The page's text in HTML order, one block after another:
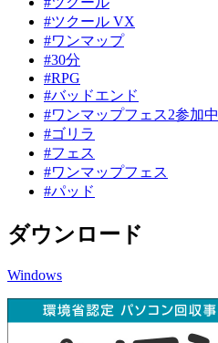
#ツクール VX
#ワンマップ
#30分
#RPG
#バッドエンド
#ワンマップフェス2参加中
#ゴリラ
#フェス
#ワンマップフェス
#パッド
ダウンロード
Windows